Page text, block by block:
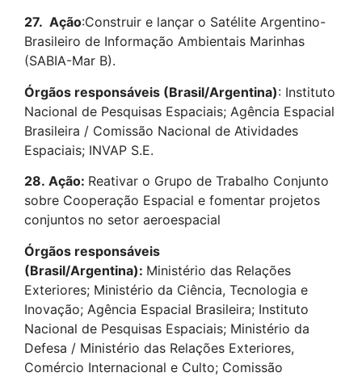
27. Ação:Construir e lançar o Satélite Argentino-
Brasileiro de Informação Ambientais Marinhas
(SABIA-Mar B).
Órgãos responsáveis (Brasil/Argentina): Instituto
Nacional de Pesquisas Espaciais; Agência Espacial
Brasileira / Comissão Nacional de Atividades
Espaciais; INVAP S.E.
28. Ação: Reativar o Grupo de Trabalho Conjunto
sobre Cooperação Espacial e fomentar projetos
conjuntos no setor aeroespacial
Órgãos responsáveis
(Brasil/Argentina): Ministério das Relações
Exteriores; Ministério da Ciência, Tecnologia e
Inovação; Agência Espacial Brasileira; Instituto
Nacional de Pesquisas Espaciais; Ministério da
Defesa / Ministério das Relações Exteriores,
Comércio Internacional e Culto; Comissão